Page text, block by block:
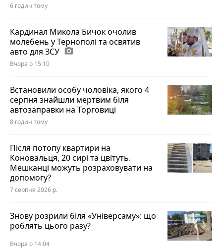
6 годин тому
Кардинал Микола Бичок очолив
молебень у Тернополі та освятив
авто для ЗСУ photo_camera
Вчора о 15:10
Встановили особу чоловіка, якого 4
серпня знайшли мертвим біля
автозаправки на Торговиці
8 годин тому
Після потопу квартири на
Коновальця, 20 сирі та цвітуть.
Мешканці можуть розраховувати на
допомогу?
7 серпня 2026 р.
Знову розрили біля «Універсаму»: що
роблять цього разу?
Вчора о 14:04